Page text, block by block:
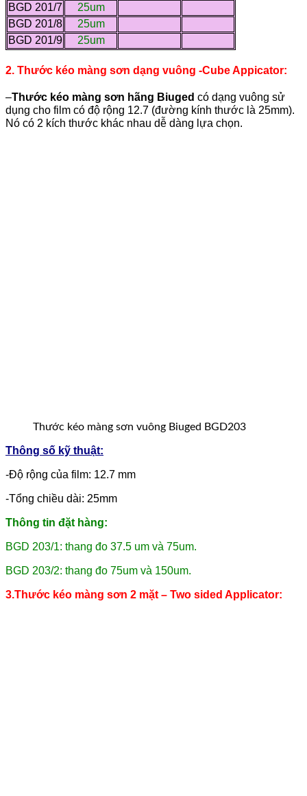
BGD 201/7
25um
BGD 201/8
25um
BGD 201/9
25um
2. Thước kéo màng sơn dạng vuông -Cube Appicator:
–Thước kéo màng sơn hãng Biuged có dạng vuông sử
dụng cho film có độ rộng 12.7 (đường kính thước là 25mm).
Nó có 2 kích thước khác nhau dễ dàng lựa chọn.
Thước kéo màng sơn vuông Biuged BGD203
Thông số kỹ thuật:
-Độ rộng của film: 12.7 mm
-Tổng chiều dài: 25mm
Thông tin đặt hàng:
BGD 203/1: thang đo 37.5 um và 75um.
BGD 203/2: thang đo 75um và 150um.
3.Thước kéo màng sơn 2 mặt – Two sided Applicator: